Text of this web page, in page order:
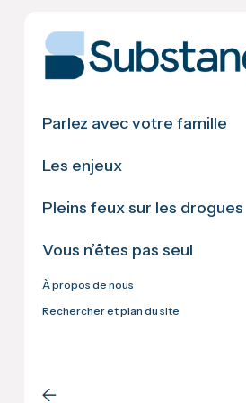
content
Parlez avec votre famille
Les enjeux
Pleins feux sur les drogues
Vous n’êtes pas seul
À propos de nous
Rechercher et plan du site